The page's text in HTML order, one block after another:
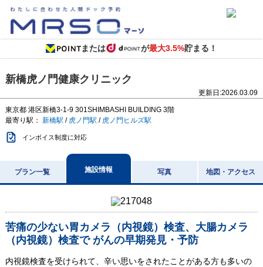
または が最大3.5%貯まる！
新橋虎ノ門健康クリニック
更新日:2026.03.09
東京都 港区新橋3-1-9 301SHIMBASHI BUILDING 3階
最寄り駅： 新橋駅 / 虎ノ門駅 / 虎ノ門ヒルズ駅
インボイス制度に対応
プラン一覧 施設情報 写真 地図・アクセス
苦痛の少ない胃カメラ（内視鏡）検査、大腸カメラ
（内視鏡）検査で がんの早期発見・予防
内視鏡検査を受けられて、辛い思いをされたことがある方も多いの